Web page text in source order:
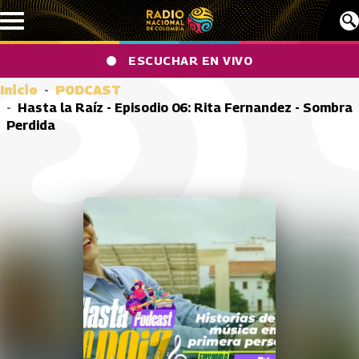
Pasar al contenido principal
ESCUCHAR EN VIVO
Inicio
PODCAST
Hasta la Raíz - Episodio 06: Rita Fernandez - Sombra
Perdida